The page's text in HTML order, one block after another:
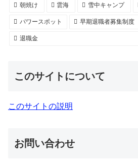
朝焼け 雲海 雪中キャンプ
パワースポット 早期退職者募集制度
退職金
このサイトについて
このサイトの説明
お問い合わせ